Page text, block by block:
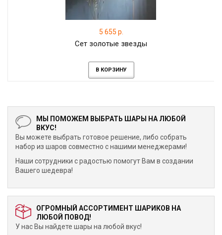
5 655 р.
Сет золотые звезды
В КОРЗИНУ
МЫ ПОМОЖЕМ ВЫБРАТЬ ШАРЫ НА ЛЮБОЙ
ВКУС!
Вы можете выбрать готовое решение, либо собрать
набор из шаров совместно с нашими менеджерами!
Наши сотрудники с радостью помогут Вам в создании
Вашего шедевра!
ОГРОМНЫЙ АССОРТИМЕНТ ШАРИКОВ НА
ЛЮБОЙ ПОВОД!
У нас Вы найдете шары на любой вкус!